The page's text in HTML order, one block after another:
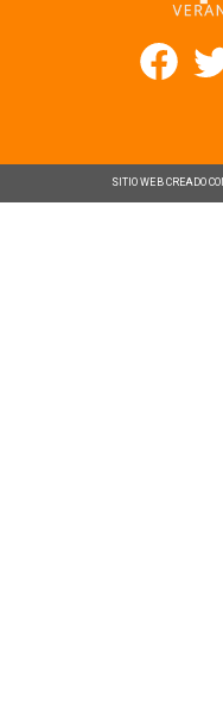
SITIO WEB CREADO